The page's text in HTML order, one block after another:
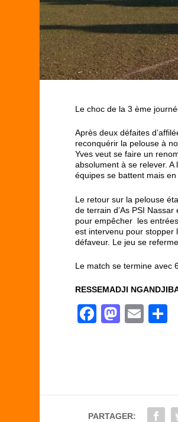
Le choc de la 3 ème
Après deux défaites
reconquérir la pelouse à
Yves veut se faire un
absolument à se relever.
équipes se battent mais
Le retour sur la pelouse
de terrain d’As PSI
pour empêcher les
est intervenu pour stopper
défaveur. Le jeu se
Le match se termine avec
RESSEMADJI
F
b
o
M
d
o
E
PARTAGER: